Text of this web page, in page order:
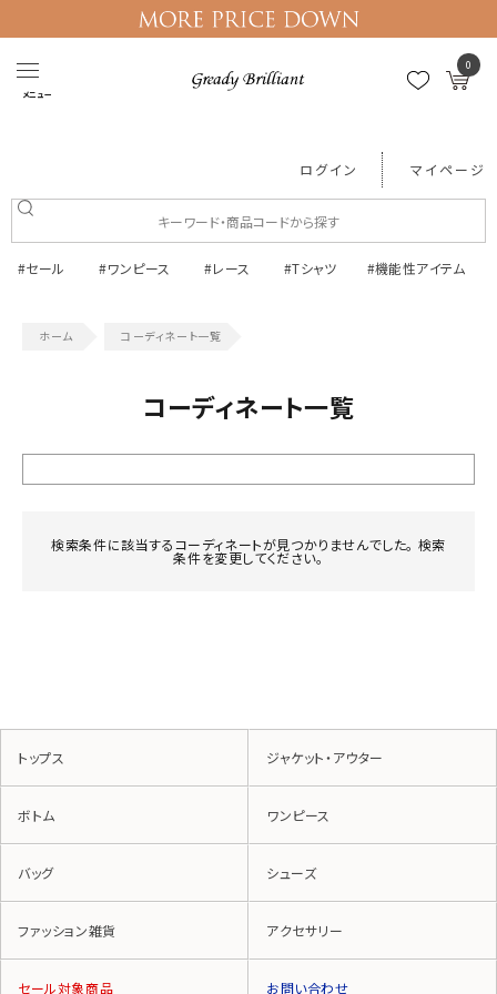
メニュー
0
ログイン マイページ
#セール #ワンピース #レース #Tシャツ #機能性アイテム
コーディネート一覧
コーディネート一覧
検索条件に該当するコーディネートが見つかりませんでした。 検索
条件を変更してください。
トップス ジャケット・アウター
ボトム ワンピース
バッグ シューズ
ファッション雑貨 アクセサリー
セール対象商品 お問い合わせ